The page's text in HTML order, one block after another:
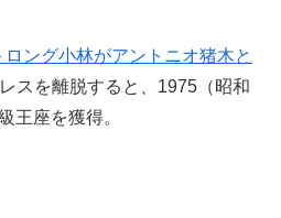
ロング小林がアントニオ猪木と
スを離脱すると、1975（昭和
王座を獲得。